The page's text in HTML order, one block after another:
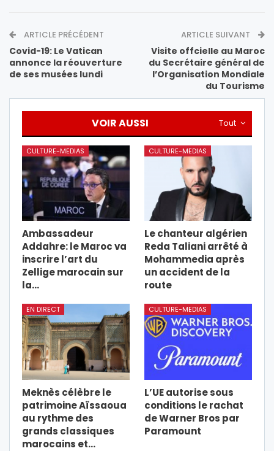
ARTICLE PRÉCÉDENT
Covid-19: Le Vatican
annonce la réouverture
de ses musées lundi
ARTICLE SUIVANT
Visite offcielle au Maroc
du Secrétaire général de
l’Organisation Mondiale
du Tourisme
Tout
VOIR AUSSI
CULTURE-MEDIAS
Ambassadeur
Addahre: le Maroc va
inscrire l’art du
Zellige marocain sur
la…
CULTURE-MEDIAS
Le chanteur algérien
Reda Taliani arrêté à
Mohammedia après
un accident de la
route
EN DIRECT
Meknès célèbre le
patrimoine Aïssaoua
au rythme des
grands classiques
marocains et…
CULTURE-MEDIAS
L’UE autorise sous
conditions le rachat
de Warner Bros par
Paramount